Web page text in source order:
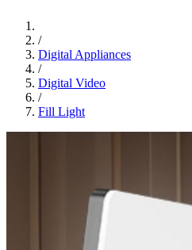
/
Digital Appliances
/
Digital Video
/
Fill Light